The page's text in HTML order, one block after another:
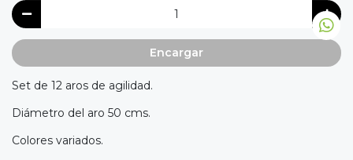
Encargar
Set de 12 aros de agilidad.
Diámetro del aro 50 cms.
Colores variados.